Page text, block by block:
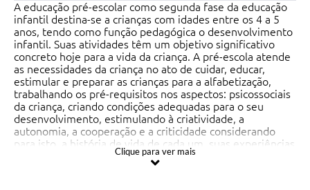
Perguntas Frequentes
Radar TP
Controle Interno
Defesa Civil
Ouvidoria
A educação pré-escolar como segunda fase da educação
infantil destina-se a crianças com idades entre os 4 a 5
anos, tendo como função pedagógica o desenvolvimento
infantil. Suas atividades têm um objetivo significativo
concreto hoje para a vida da criança. A pré-escola atende
as necessidades da criança no ato de cuidar, educar,
estimular e preparar as crianças para a alfabetização,
trabalhando os pré-requisitos nos aspectos: psicossociais
da criança, criando condições adequadas para o seu
desenvolvimento, estimulando à criatividade, a
autonomia, a cooperação e a criticidade considerando
para isto, a história de vida de cada um, suas experiências
e sua individualidade.Clique para ver mais